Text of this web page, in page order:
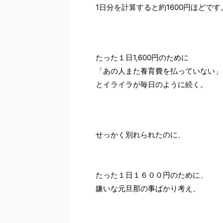
1日分を計算すると約1600円ほどです
たった１日1,600円のために
「あの人また養育費を払っていない」
とイライラが毎日のように続く。
せっかく別れられたのに、
たった１日１６００円のために、
嫌いな元旦那の事ばかり考え、